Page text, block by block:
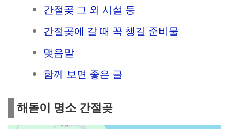
간절곶 그 외 시설 등
간절곶에 갈 때 꼭 챙길 준비물
맺음말
함께 보면 좋은 글
해돋이 명소 간절곶